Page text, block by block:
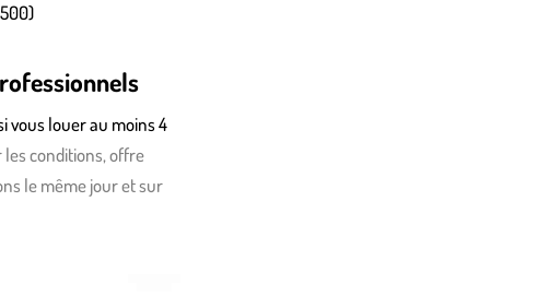
vous louer au moins 4
conditions, offre
le même jour et sur